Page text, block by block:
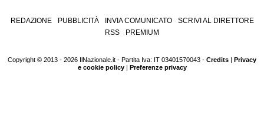
REDAZIONE PUBBLICITÀ INVIA COMUNICATO
SCRIVI AL DIRETTORE
RSS
PREMIUM
Copyright © 2013 - 2026 IlNazionale.it - Partita Iva: IT 03401570043 - Credits
Privacy
e cookie policy| Preferenze privacy